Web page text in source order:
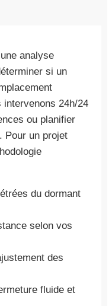
analyse
si un
24h/24
ou planifier
Pour un projet
du dormant
selon vos
des
fluide et